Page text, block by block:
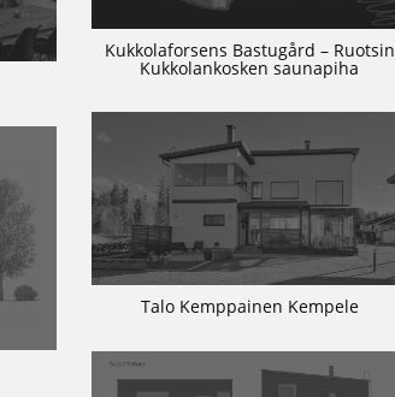
Kukkolaforsens Bastugård – Ruotsin
Kukkolankosken saunapiha
Talo Kemppainen Kempele